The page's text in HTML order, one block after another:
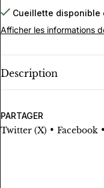
Cueillette disponible
Afficher les informations
Description
PARTAGER
Twitter (X) • Facebook •